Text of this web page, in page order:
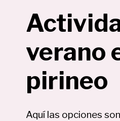
verano
pirineo
Aquí las opciones